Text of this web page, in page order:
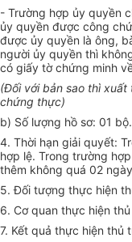
- Trường hợp ủy quyền
ủy quyền được công
được ủy quyền là ông,
người ủy quyền thì
có giấy tờ chứng minh
(Đối với bản sao thì
chứng thực)
b) Số lượng hồ sơ: 01 bộ.
4. Thời hạn giải quyết:
hợp lệ. Trong trường
thêm không quá 02
5. Đối tượng thực hiện
6. Cơ quan thực hiện
7. Kết quả thực hiện thủ